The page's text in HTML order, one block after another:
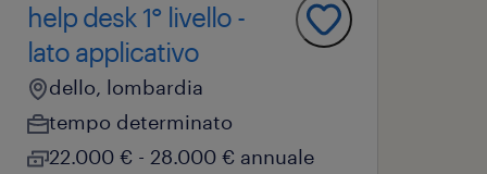
help desk 1° livello -
lato applicativo
dello, lombardia
tempo determinato
22.000 € - 28.000 € annuale